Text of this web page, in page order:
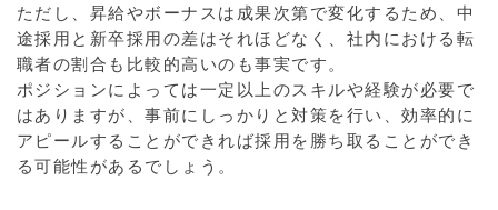
ただし、昇給やボーナスは成果次第で変化するため、中
途採用と新卒採用の差はそれほどなく、社内における転
職者の割合も比較的高いのも事実です。
ポジションによっては一定以上のスキルや経験が必要で
はありますが、事前にしっかりと対策を行い、効率的に
アピールすることができれば採用を勝ち取ることができ
る可能性があるでしょう。